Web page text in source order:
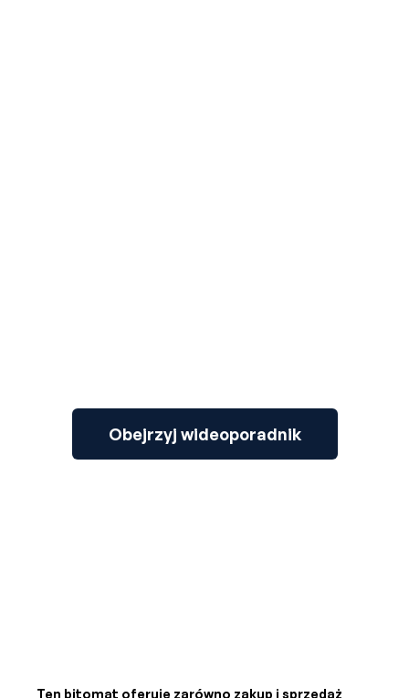
Obejrzyj wideoporadnik
Ten bitomat oferuje zarówno zakup i sprzedaż